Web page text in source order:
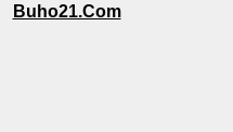
Buho21.Com